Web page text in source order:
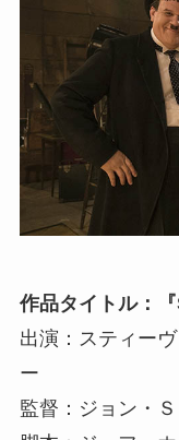
作品タイトル：
出演：スティー
ー
監督：ジョン・